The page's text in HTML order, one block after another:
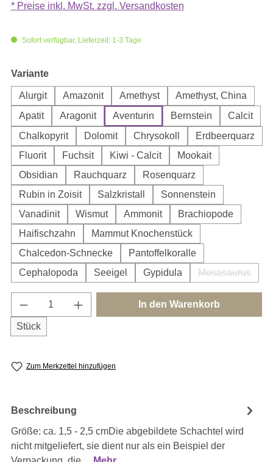
* Preise inkl. MwSt. zzgl. Versandkosten
Sofort verfügbar, Lieferzeit: 1-3 Tage
Varianteauswählen
Alurgit Amazonit Amethyst
Amethyst, China
Apatit
Aragonit Aventurin Bernstein
Calcit
Chalkopyrit
Dolomit Chrysokoll
Erdbeerquarz
Fluorit
Fuchsit Kiwi - Calcit
Mookait
Obsidian
Rauchquarz
Rosenquarz
Rubin in Zoisit
Salzkristall
Sonnenstein
Vanadinit
Wismut Ammonit
Brachiopode
Haifischzahn
Mammut Knochenstück
Chalcedon-Schnecke
Pantoffelkoralle
Cephalopoda
Seeigel Gypidula Mosasaurus
(Diese
Produkt Anzahl: Gib den gewünschten
Stück
In den Warenkorb
Zum Merkzettel hinzufügen
Beschreibung
Größe: ca. 1,5 - 2,5 cmDie abgebildete Schachtel wird
nicht mitgeliefert, sie dient nur als ein Beispiel der